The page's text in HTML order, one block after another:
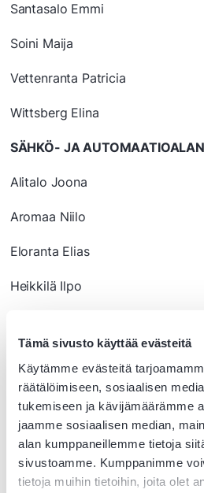
Tämä sivusto käyttää evästeitä
Käytämme evästeitä
räätälöimiseen, sosiaalisen
tukemiseen ja kävijämäärämme
jaamme sosiaalisen median,
alan kumppaneillemme tietoja
sivustoamme. Kumppanimme
tietoja muihin tietoihin, joita olet
Santasalo Emmi
Soini Maija
Vettenranta Patricia
Wittsberg Elina
SÄHKÖ- JA
Alitalo Joona
Aromaa Niilo
Eloranta Elias
Heikkilä Ilpo
Kenola Santeri
Koivumäki Jimi
Mesiniemi Mikael